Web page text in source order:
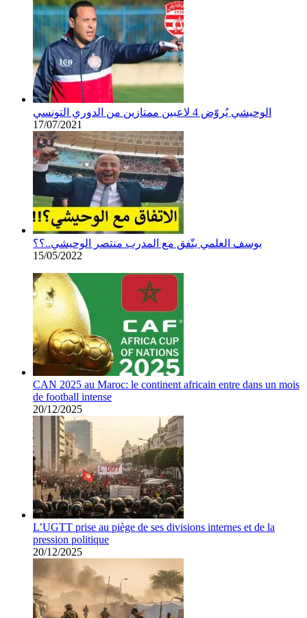
الوحيشي يُروّض 4 لاعبين ممتازين من الدوري التونسي
17/07/2021
يوسف العلمي يتّفق مع المدرب منتصر الوحيشي..؟؟
15/05/2022
CAN 2025 au Maroc: le continent africain entre dans un mois
de football intense
20/12/2025
L’UGTT prise au piège de ses divisions internes et de la
pression politique
20/12/2025